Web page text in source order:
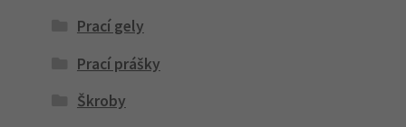
Prací gely
Prací prášky
Škroby